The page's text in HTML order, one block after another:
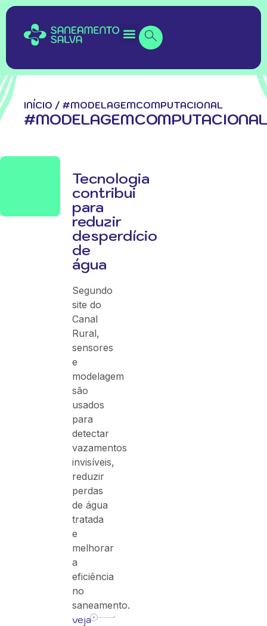
INÍCIO / #MODELAGEMCOMPUTACIONAL
#MODELAGEMCOMPUTACIONAL
Tecnologia
contribui
para
reduzir
desperdício
de
água
Segundo
site do
Canal
Rural,
sensores
e
modelagem
são
usados
para
detectar
vazamentos
invisíveis,
reduzir
perdas
de água
tratada
e
melhorar
a
eficiência
no
saneamento.
veja